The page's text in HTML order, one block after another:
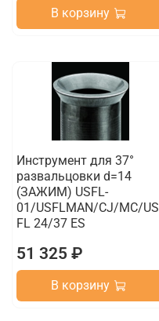
В корзину
Инструмент для 37°
развальцовки d=14
(ЗАЖИМ) USFL-
01/USFLMAN/CJ/MC/US
FL 24/37 ES
51 325 ₽
В корзину